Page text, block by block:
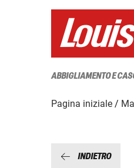
ABBIGLIAMENTO E
Pagina iniziale
INDIETRO